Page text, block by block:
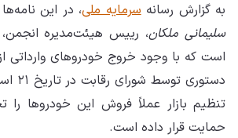
به گزارش رسانهسرمایه ملی، در این
سلیمانی ملکان، رییس هیئت‌مدیره
است که با وجود خروج خودروهای وارداتی
تنظیم بازار عملاً فروش این خودروها
حمایت قرار داده است.